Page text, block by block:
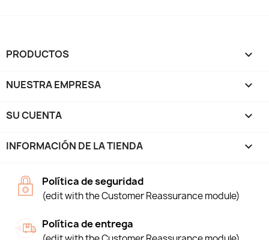
PRODUCTOS 
NUESTRA EMPRESA 
SU CUENTA 
INFORMACIÓN DE LA TIENDA keyboard_arrow_down
Política de seguridad
(edit with the Customer Reassurance module)
Política de entrega